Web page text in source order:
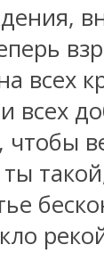
всех
всех